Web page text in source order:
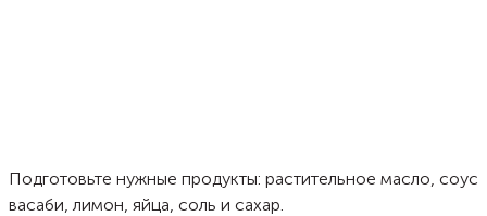
Подготовьте нужные продукты: растительное масло, соус
васаби, лимон, яйца, соль и сахар.